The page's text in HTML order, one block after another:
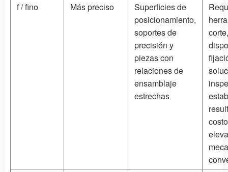
f / fino
Más preciso
Superficies de
posicionamiento,
soportes de
precisión y
piezas con
relaciones de
ensamblaje
estrechas
corte,